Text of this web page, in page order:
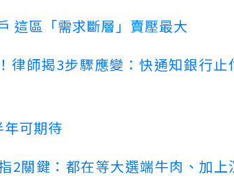
這區「需求斷層」賣壓最大
律師揭3步驟應變：快通知銀行止
可期待
2關鍵：都在等大選端牛肉、加上